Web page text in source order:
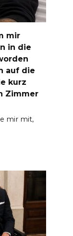
mir
in die
auf die
kurz
Zimmer
mir mit,